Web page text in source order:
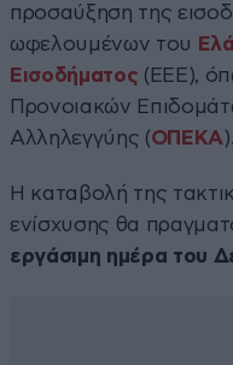
προσαύξηση της
ωφελουμένων του
Εισοδήματος (ΕΕΕ),
Προνοιακών
Αλληλεγγύης (ΟΠΕΚΑ).
Η καταβολή της
ενίσχυσης θα
εργάσιμη ημέρα του